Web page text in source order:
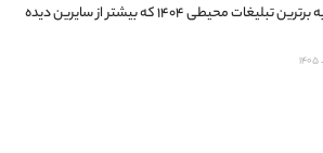
نگاهی به برترین تبلیغات محیطی ۱۴۰۴ که بیشتر از سایرین دیده